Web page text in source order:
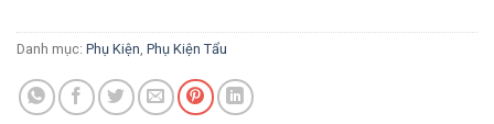
Danh mục: Phụ Kiện Phụ Kiện Tẩu